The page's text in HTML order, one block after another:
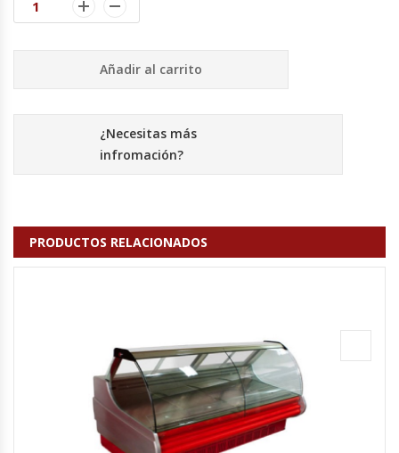
Hervidores / Percoladores
Hornos A Piso Y Pizzeros
Hornos Eléctricos
Hornos Industriales
Laminadora De Masas
Añadir al carrito
¿Necesitas más
infromación?
PRODUCTOS RELACIONADOS